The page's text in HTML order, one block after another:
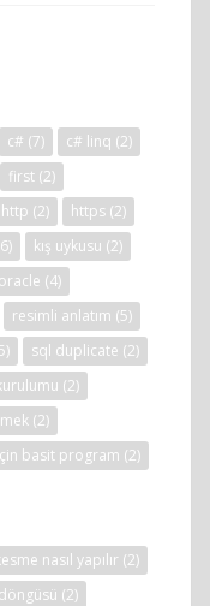
c# (7) c# linq (2)
first (2)
http (2) https (2)
kış uykusu (2)
oracle (4)
resimli anlatım (5)
sql duplicate (2)
(2)
(2)
basit program (2)
nasıl yapılır (2)
(2)